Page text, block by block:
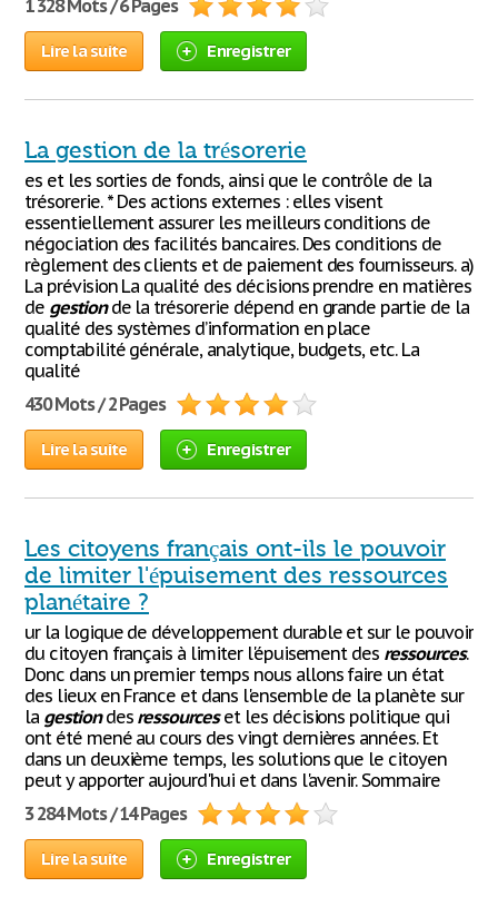
1 328 Mots / 6 Pages
Lire la suite Enregistrer
La gestion de la trésorerie
es et les sorties de fonds, ainsi que le contrôle de la
trésorerie. * Des actions externes : elles visent
essentiellement assurer les meilleurs conditions de
négociation des facilités bancaires. Des conditions de
règlement des clients et de paiement des fournisseurs. a)
La prévision La qualité des décisions prendre en matières
de gestionde la trésorerie dépend en grande partie de la
qualité des systèmes d’information en place
comptabilité générale, analytique, budgets, etc. La
qualité
430 Mots / 2 Pages
Lire la suite Enregistrer
Les citoyens français ont-ils le pouvoir
de limiter l'épuisement des ressources
planétaire ?
ur la logique de développement durable et sur le pouvoir
du citoyen français à limiter l'épuisement des ressources.
Donc dans un premier temps nous allons faire un état
des lieux en France et dans l'ensemble de la planète sur
la gestiondes ressourceset les décisions politique qui
ont été mené au cours des vingt dernières années. Et
dans un deuxième temps, les solutions que le citoyen
peut y apporter aujourd'hui et dans l'avenir. Sommaire
3 284 Mots / 14 Pages
Lire la suite Enregistrer